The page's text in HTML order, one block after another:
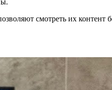
смотреть их контент